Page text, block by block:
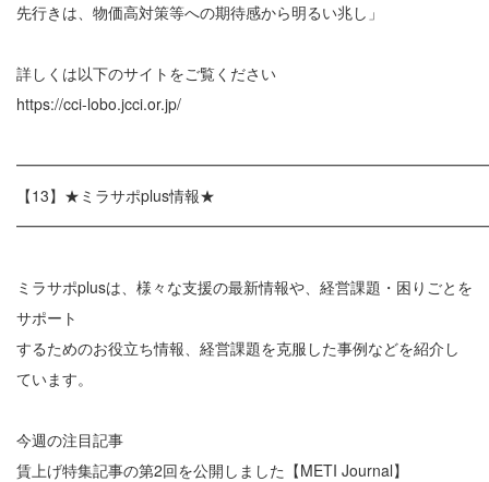
先行きは、物価高対策等への期待感から明るい兆し」
詳しくは以下のサイトをご覧ください
https://cci-lobo.jcci.or.jp/
【13】★ミラサポplus情報★
ミラサポplusは、様々な支援の最新情報や、経営課題・困りごとを
サポート
するためのお役立ち情報、経営課題を克服した事例などを紹介し
ています。
今週の注目記事
賃上げ特集記事の第2回を公開しました【METI Journal】